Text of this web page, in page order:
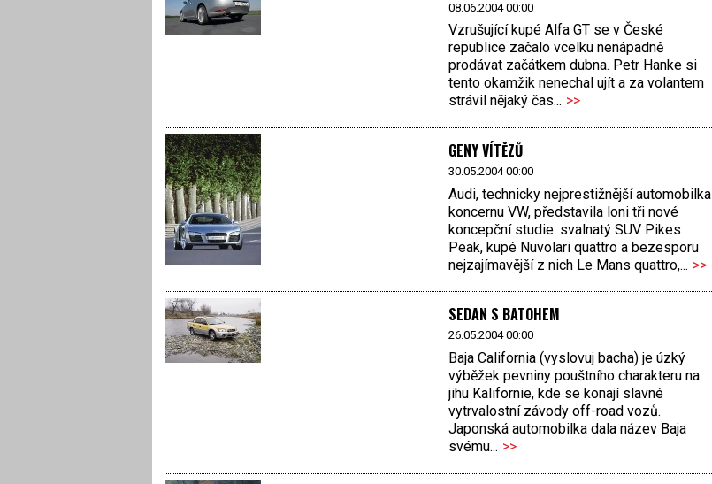
08.06.2004 00:00
Vzrušující kupé Alfa GT se v České
republice začalo vcelku nenápadně
prodávat začátkem dubna. Petr Hanke si
tento okamžik nenechal ujít a za volantem
strávil nějaký čas... >>
GENY VÍTĚZŮ
30.05.2004 00:00
Audi, technicky nejprestižnější automobilka
koncernu VW, představila loni tři nové
koncepční studie: svalnatý SUV Pikes
Peak, kupé Nuvolari quattro a bezesporu
nejzajímavější z nich Le Mans quattro,... >>
SEDAN S BATOHEM
26.05.2004 00:00
Baja California (vyslovuj bacha) je úzký
výběžek pevniny pouštního charakteru na
jihu Kalifornie, kde se konají slavné
vytrvalostní závody off-road vozů.
Japonská automobilka dala název Baja
svému... >>